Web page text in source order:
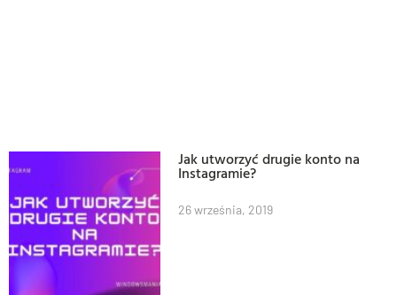
Jak utworzyć drugie konto na
Instagramie?
26 września, 2019